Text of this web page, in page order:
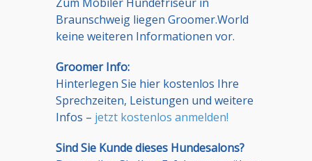
Braunschweig liegen Groomer.World
keine weiteren Informationen vor.
Groomer Info:
Hinterlegen Sie hier kostenlos Ihre
Sprechzeiten, Leistungen und weitere
Infos – jetzt kostenlos anmelden!
Sind Sie Kunde dieses Hundesalons?